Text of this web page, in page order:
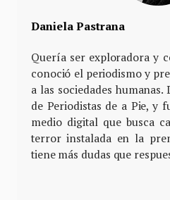
Daniela Pastrana
Quería ser exploradora y
conoció el periodismo y
a las sociedades
de Periodistas de a Pie, y
medio digital que busca
terror instalada en la
tiene más dudas que